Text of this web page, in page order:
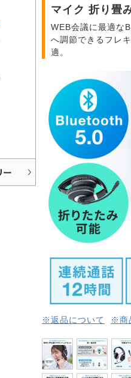
マイク 折り畳
WEB会議に最適な
へ調節できるフレ
適。
※返品について ※商